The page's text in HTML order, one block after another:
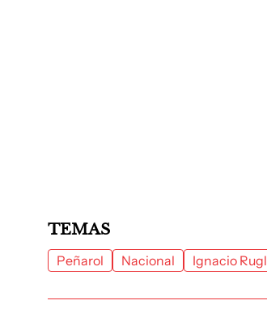
TEMAS
Peñarol Nacional Ignacio